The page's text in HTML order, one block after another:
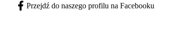
Facebook - otwiera się w nowej karcie
Przejdź do naszego profilu na Facebooku